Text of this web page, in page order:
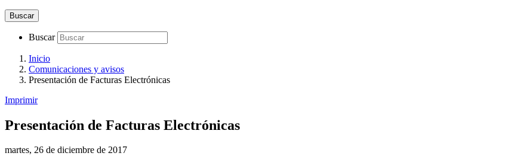
Buscar
Buscar
Inicio
Comunicaciones y avisos
Presentación de Facturas Electrónicas
Imprimir
Presentación de Facturas Electrónicas
martes, 26 de diciembre de 2017